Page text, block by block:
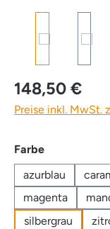
148,50 €
Preise inkl. MwSt.
Farbeauswählen
azurblau
magenta
silbergrau